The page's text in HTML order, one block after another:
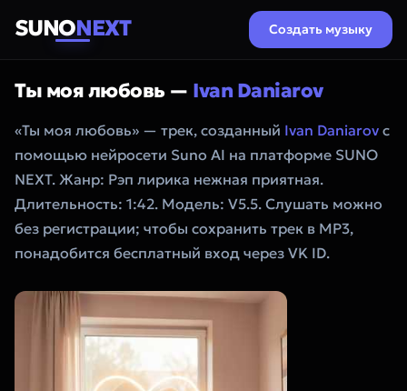
SUNONEXT Создать музыку
Ты моя любовь — Ivan Daniarov
«Ты моя любовь» — трек, созданный Ivan Daniarov с
помощью нейросети Suno AI на платформе SUNO
NEXT. Жанр: Рэп лирика нежная приятная.
Длительность: 1:42. Модель: V5.5. Слушать можно
без регистрации; чтобы сохранить трек в MP3,
понадобится бесплатный вход через VK ID.